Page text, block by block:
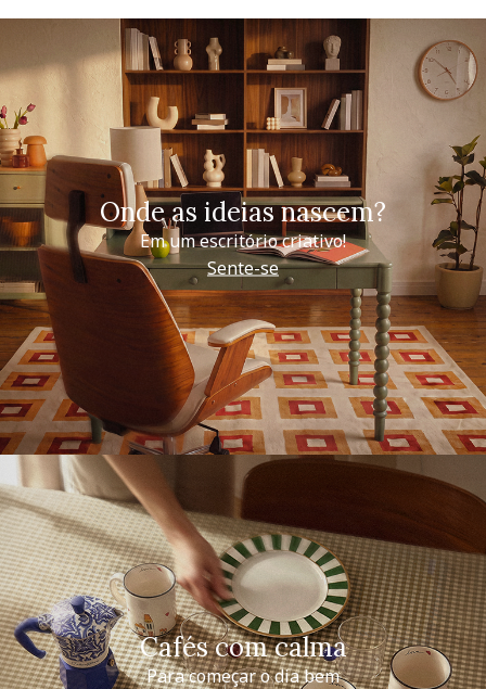
Onde as ideias nascem?
Em um escritório criativo!
Sente-se
Cafés com calma
Para começar o dia bem